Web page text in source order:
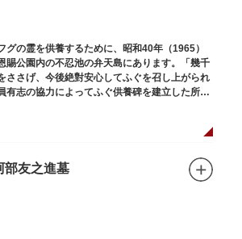
グの霊を供養するために、昭和40年（1965）
賜公園内の不忍池の弁天島にあります。「幾千
ささげ、今後絶對安心してふぐを召し上がられ
有志の協力によってふぐ供養碑を建立した所以
。
部友之進墓